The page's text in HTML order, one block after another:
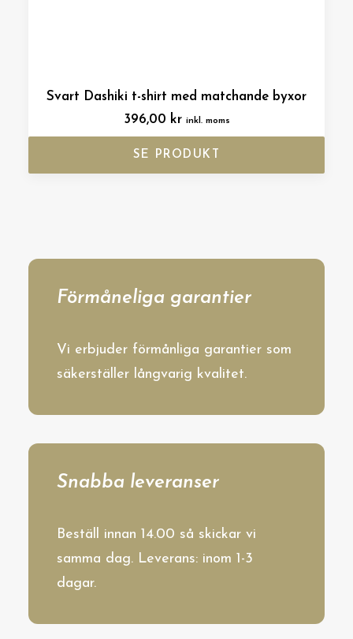
Svart Dashiki t-shirt med matchande byxor
396,00 kr inkl. moms
SE PRODUKT
Förmåneliga garantier
Vi erbjuder förmånliga garantier som
säkerställer långvarig kvalitet.
Snabba leveranser
Beställ innan 14.00 så skickar vi
samma dag. Leverans: inom 1-3
dagar.